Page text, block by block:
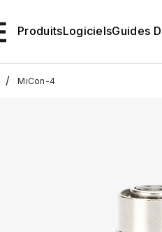
ProduitsLogicielsGuides
/ MiCon-4